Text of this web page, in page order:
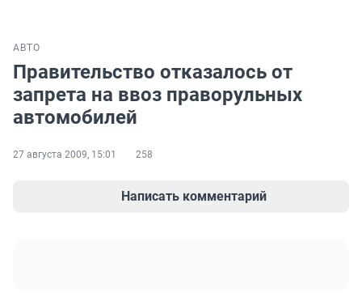
АВТО
Правительство отказалось от
запрета на ввоз праворульных
автомобилей
27 августа 2009, 15:01 258
Написать комментарий